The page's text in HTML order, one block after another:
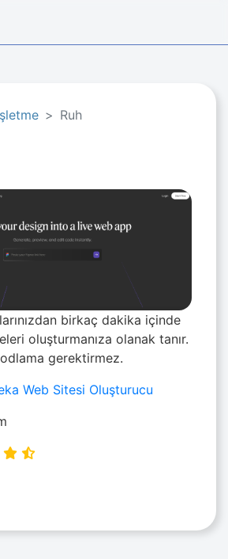
Ruh
birkaç dakika içinde
oluşturmanıza olanak tanır.
gerektirmez.
Web Sitesi Oluşturucu